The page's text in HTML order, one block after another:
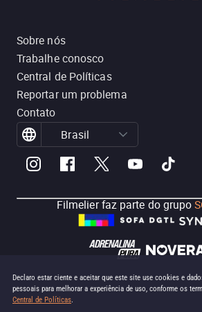
Declaro estar ciente e aceitar que este site use cookies e
pessoais para melhorar a experiência de uso, conforme os
Central de Políticas.
Sobre nós
Trabalhe conosco
Central de Políticas
Reportar um problema
Contato
Brasil
Filmelier faz parte do grupo